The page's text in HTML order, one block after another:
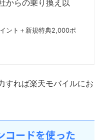
からの乗り換え以
ント＋新規特典2,000ポ
すれば楽天モバイルにお
コードを使った